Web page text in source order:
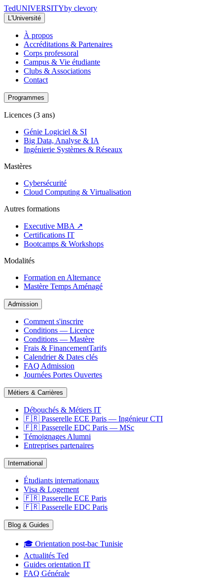
TedUNIVERSITYby clevory
L'Université
À propos
Accréditations & Partenaires
Corps professoral
Campus & Vie étudiante
Clubs & Associations
Contact
Programmes
Licences (3 ans)
Génie Logiciel & SI
Big Data, Analyse & IA
Ingénierie Systèmes & Réseaux
Mastères
Cybersécurité
Cloud Computing & Virtualisation
Autres formations
Executive MBA ↗
Certifications IT
Bootcamps & Workshops
Modalités
Formation en Alternance
Mastère Temps Aménagé
Admission
Comment s'inscrire
Conditions — Licence
Conditions — Mastère
Frais & FinancementTarifs
Calendrier & Dates clés
FAQ Admission
Journées Portes Ouvertes
Métiers & Carrières
Débouchés & Métiers IT
🇫🇷 Passerelle ECE Paris — Ingénieur CTI
🇫🇷 Passerelle EDC Paris — MSc
Témoignages Alumni
Entreprises partenaires
International
Étudiants internationaux
Visa & Logement
🇫🇷 Passerelle ECE Paris
🇫🇷 Passerelle EDC Paris
Blog & Guides
🎓 Orientation post-bac Tunisie
Actualités Ted
Guides orientation IT
FAQ Générale